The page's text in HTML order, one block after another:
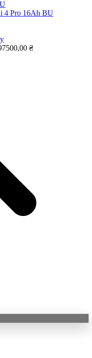
4 Pro 16Ah BU
₴